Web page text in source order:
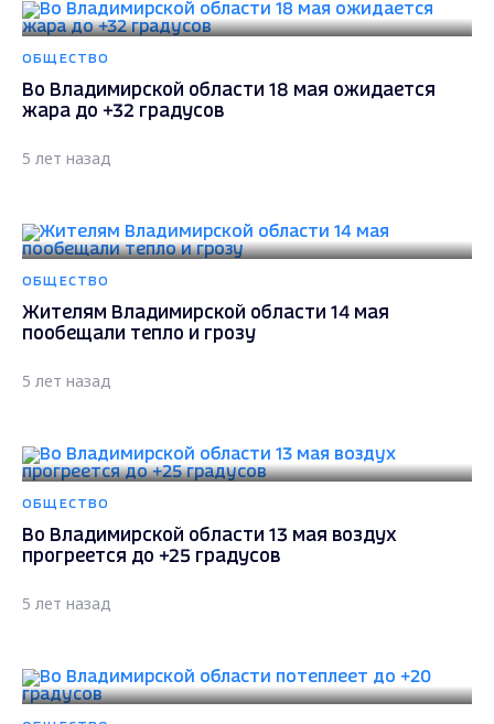
ОБЩЕСТВО
Во Владимирской области 18 мая ожидается
жара до +32 градусов
5 лет назад
ОБЩЕСТВО
Жителям Владимирской области 14 мая
пообещали тепло и грозу
5 лет назад
ОБЩЕСТВО
Во Владимирской области 13 мая воздух
прогреется до +25 градусов
5 лет назад